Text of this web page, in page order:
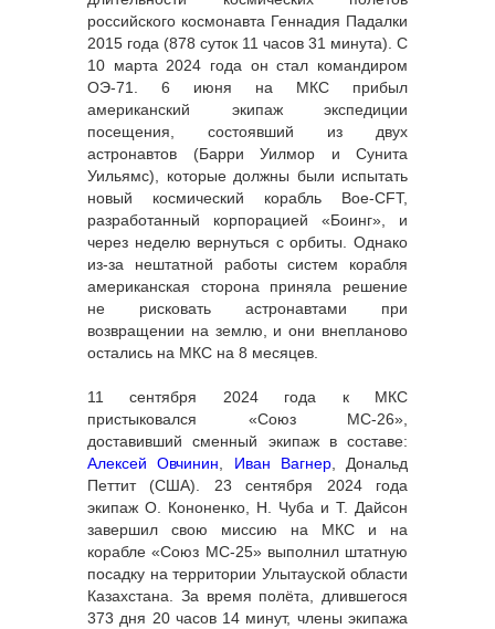
российского космонавта Геннадия Падалки
2015 года (878 суток 11 часов 31 минута). С
10 марта 2024 года он стал командиром
ОЭ-71. 6 июня на МКС прибыл
американский экипаж экспедиции
посещения, состоявший из двух
астронавтов (Барри Уилмор и Сунита
Уильямс), которые должны были испытать
новый космический корабль Boe-CFT,
разработанный корпорацией «Боинг», и
через неделю вернуться с орбиты. Однако
из-за нештатной работы систем корабля
американская сторона приняла решение
не рисковать астронавтами при
возвращении на землю, и они внепланово
остались на МКС на 8 месяцев.
11 сентября 2024 года к МКС
пристыковался «Союз МС-26»,
доставивший сменный экипаж в составе:
Алексей Овчинин, Иван Вагнер, Дональд
Петтит (США). 23 сентября 2024 года
экипаж О. Кононенко, Н. Чуба и Т. Дайсон
завершил свою миссию на МКС и на
корабле «Союз МС-25» выполнил штатную
посадку на территории Улытауской области
Казахстана. За время полёта, длившегося
373 дня 20 часов 14 минут, члены экипажа